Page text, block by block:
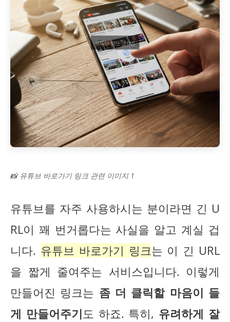
📸 유튜브 바로가기 링크 관련 이미지 1
유튜브를 자주 사용하시는 분이라면 긴 U
RL이 꽤 번거롭다는 사실을 알고 계실 겁
니다. 유튜브 바로가기 링크는 이 긴 URL
을 짧게 줄여주는 서비스입니다. 이렇게
만들어진 링크는 좀 더 클릭할 마음이 들
게 만들어주기도 하죠. 특히, 유려하게 잘